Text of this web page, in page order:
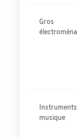
Gros
musique